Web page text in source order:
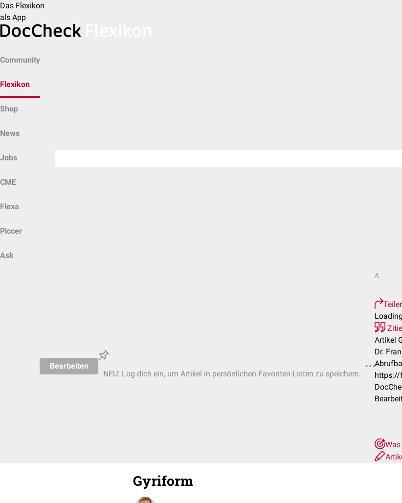
Das Flexikon
als App
Community
Flexikon
Shop
News
Jobs
CME
Flexa
Piccer
Ask
Bearbeiten
NEU: Log dich ein, um Artikel in persönlichen Favoriten-Listen zu speichern.
A
Artikel
Dr.
https://
Gyriform